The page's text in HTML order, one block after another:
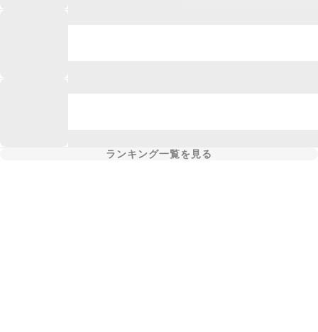
ランキング一覧を見る